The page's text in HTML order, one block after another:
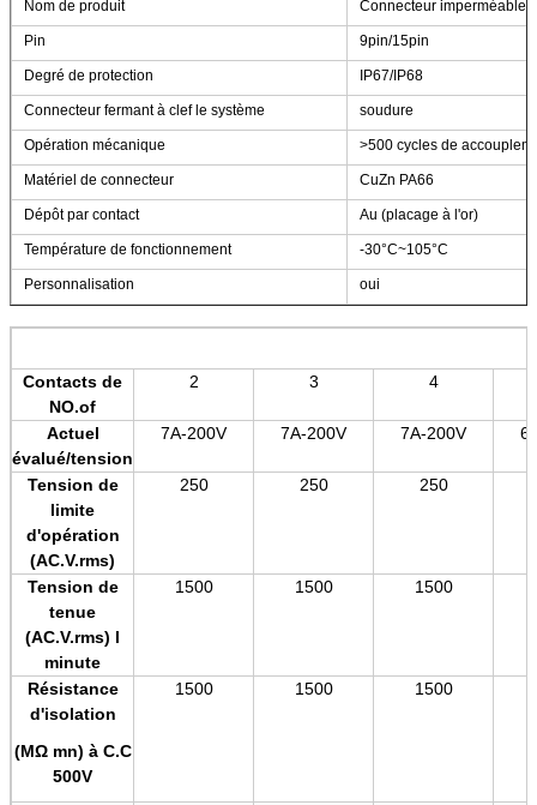
Nom de produit Connecteur imperméable
Pin 9pin/15pin
Degré de protection IP67/IP68
Connecteur fermant à clef le système soudure
Opération mécanique >500 cycles de
Matériel de connecteur CuZn PA66
Dépôt par contact Au (placage à l'or)
Température de fonctionnement -30°C~105°C
Personnalisation oui
Contacts de
NO.of
2 3 4
Actuel
évalué/tension
7A-200V 7A-200V 7A-200V
Tension de
limite
d'opération
(AC.V.rms)
250 250 250
Tension de
tenue
(AC.V.rms) l
minute
1500 1500 1500
Résistance
d'isolation
(MΩ mn) à C.C
500V
1500 1500 1500